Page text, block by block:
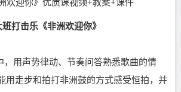
班打击乐《非洲欢迎你》
，用声势律动、节奏问答熟悉歌曲的情
用走步和拍打非洲鼓的方式感受恒拍，并